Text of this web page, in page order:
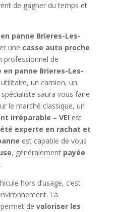
de gagner du temps et
panne Brieres-Les-
une casse auto proche
professionnel de
panne Brieres-Les-
un camion, un
saura vous faire
le marché classique, un
irréparable – VEI est
experte en rachat et
est capable de vous
, généralement payée
.
hors d’usage, c’est
La
permet de valoriser les